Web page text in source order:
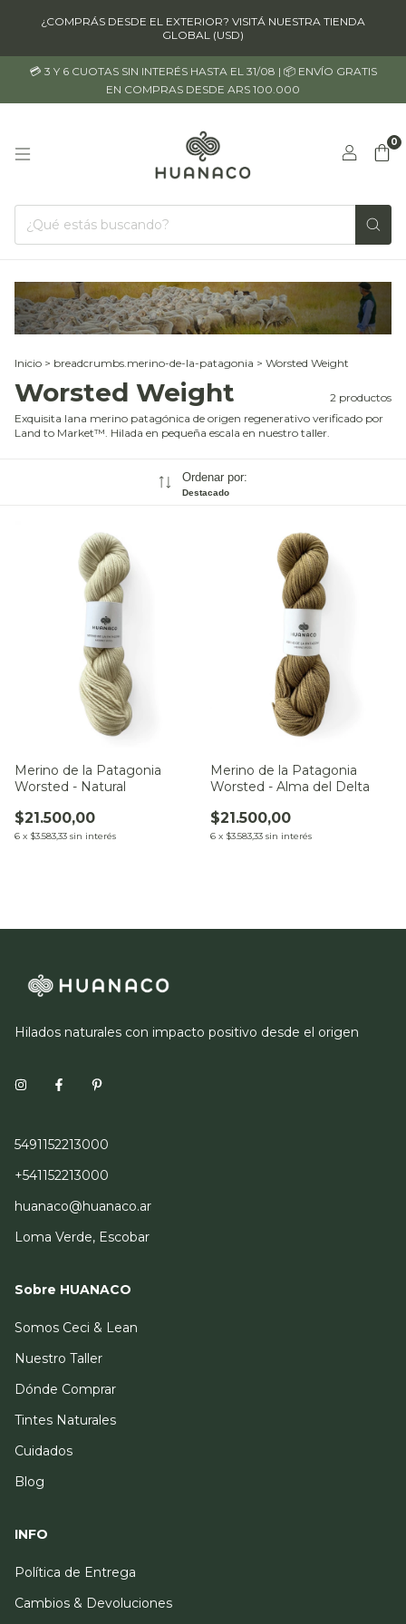
¿COMPRÁS DESDE EL EXTERIOR? VISITÁ NUESTRA TIENDA
GLOBAL (USD)
💳 3 Y 6 CUOTAS SIN INTERÉS HASTA EL 31/08 | 📦 ENVÍO GRATIS
EN COMPRAS DESDE ARS 100.000
0
Inicio > breadcrumbs.merino-de-la-patagonia > Worsted Weight
Worsted Weight
2 productos
Exquisita lana merino patagónica de origen regenerativo verificado por
Land to Market™. Hilada en pequeña escala en nuestro taller.
Ordenar por:
Destacado
Merino de la Patagonia
Worsted - Natural
$21.500,00
6 x $3.583,33 sin interés
Merino de la Patagonia
Worsted - Alma del Delta
$21.500,00
6 x $3.583,33 sin interés
Hilados naturales con impacto positivo desde el origen
5491152213000
+541152213000
huanaco@huanaco.ar
Loma Verde, Escobar
Sobre HUANACO
Somos Ceci & Lean
Nuestro Taller
Dónde Comprar
Tintes Naturales
Cuidados
Blog
INFO
Política de Entrega
Cambios & Devoluciones